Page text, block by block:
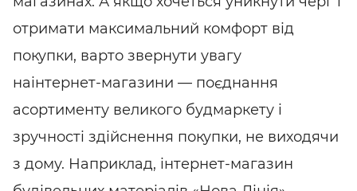
отримати максимальний комфорт від
покупки, варто звернути увагу
наінтернет-магазини — поєднання
асортименту великого будмаркету і
зручності здійснення покупки, не виходячи
з дому. Наприклад, інтернет-магазин